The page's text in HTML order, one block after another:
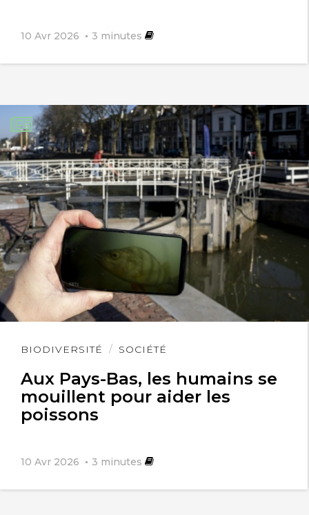
10 Avr 2026 3 minutes
BIODIVERSITÉ SOCIÉTÉ
Aux Pays-Bas, les humains se
mouillent pour aider les
poissons
10 Avr 2026 3 minutes
Lire